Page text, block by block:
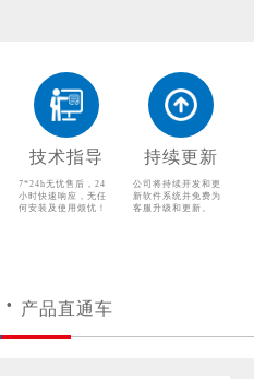
技术指导
7*24h无忧售后，24
小时快速响应，无任
何安装及使用烦忧！
持续更新
公司将持续开发和更
新软件系统并免费为
客服升级和更新。
产品直通车